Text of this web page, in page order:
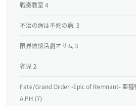
戦奏教室 4
不治の病は不死の病. 3
限界煩悩活劇オサム 3
雀児 2
Fate/Grand Order ‐Epic of Remnant‐ 亜種
A.PH (7)